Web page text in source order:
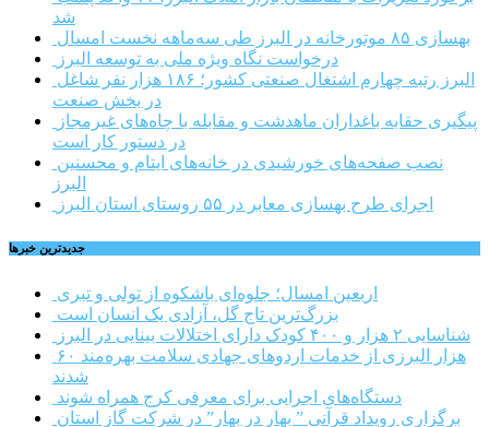
شد
بهسازی ۸۵ موتورخانه در البرز طی سه‌ماهه نخست امسال
درخواست نگاه ویژه ملی به توسعه البرز
در بخش صنعت
در دستور کار است
البرز
اجرای طرح بهسازی معابر در ۵۵ روستای استان البرز
جديدترين خبرها
اربعین امسال؛ جلوه‌ای باشکوه از تولی و تبری
بزرگ‌ترین تاج گل، آزادی یک انسان است
شناسایی ۲ هزار و ۴۰۰ کودک دارای اختلالات بینایی در البرز
۶۰ هزار البرزی از خدمات اردوهای جهادی سلامت بهره‌مند
شدند
دستگاه‌های اجرایی برای معرفی کرج همراه شوند